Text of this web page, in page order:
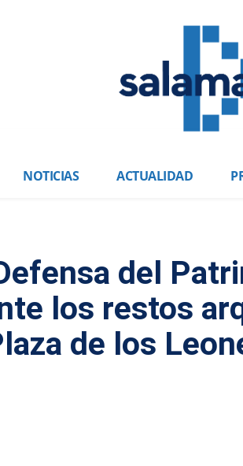
NOTICIAS ACTUALIDAD
del
los restos
de los